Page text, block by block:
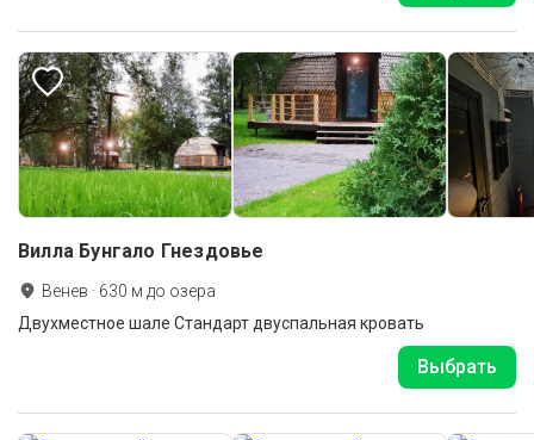
Вилла Бунгало Гнездовье
Венев · 630 м до озера
Двухместное шале Стандарт двуспальная кровать
Выбрать